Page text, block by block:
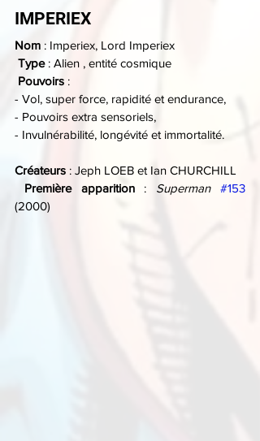
IMPERIEX
Nom : Imperiex, Lord Imperiex
Type : Alien , entité cosmique
Pouvoirs :
- Vol, super force, rapidité et endurance,
- Pouvoirs extra sensoriels,
- Invulnérabilité, longévité et immortalité.
Créateurs : Jeph LOEB et Ian CHURCHILL
Première apparition : Superman #153
(2000)